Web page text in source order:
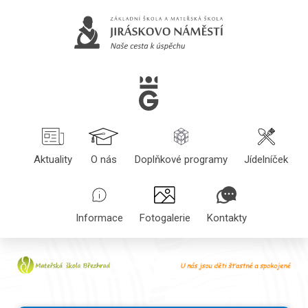
Aktuality O nás Doplňkové programy Jídelníček
Informace Fotogalerie Kontakty